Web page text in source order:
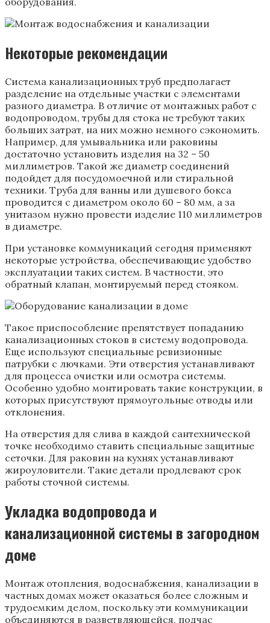
Некоторые рекомендации
Система канализационных труб предполагает
разделение на отдельные участки с элементами
разного диаметра. В отличие от монтажных работ с
водопроводом, трубы для стока не требуют таких
больших затрат, на них можно немного сэкономить.
Например, для умывальника или раковины
достаточно установить изделия на 32 – 50
миллиметров. Такой же диаметр соединений
подойдет для посудомоечной или стиральной
техники. Труба для ванны или душевого бокса
проводится с диаметром около 60 – 80 мм, а за
унитазом нужно провести изделие 110 миллиметров
в диаметре.
При установке коммуникаций сегодня применяют
некоторые устройства, обеспечивающие удобство
эксплуатации таких систем. В частности, это
обратный клапан, монтируемый перед стояком.
Такое приспособление препятствует попаданию
канализационных стоков в систему водопровода.
Еще используют специальные ревизионные
патрубки с лючками. Эти отверстия устанавливают
для процесса очистки или осмотра системы.
Особенно удобно монтировать такие конструкции, в
которых присутствуют прямоугольные отводы или
отклонения.
На отверстия для слива в каждой сантехнической
точке необходимо ставить специальные защитные
сеточки. Для раковин на кухнях устанавливают
жироуловители. Такие детали продлевают срок
работы сточной системы.
Укладка водопровода и
канализационной системы в загородном
доме
Монтаж отопления, водоснабжения, канализации в
частных домах может оказаться более сложным и
трудоемким делом, поскольку эти коммуникации
объединяются в разветвляющейся, подчас